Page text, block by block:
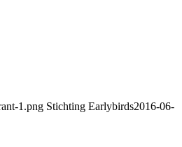
1.png Stichting Earlybirds2016-06-